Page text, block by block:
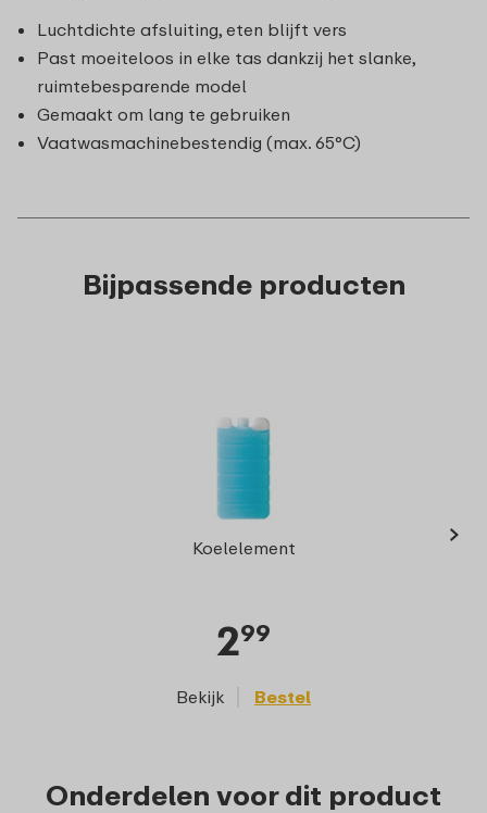
Luchtdichte afsluiting, eten blijft vers
Past moeiteloos in elke tas dankzij het slanke,
ruimtebesparende model
Gemaakt om lang te gebruiken
Vaatwasmachinebestendig (max. 65°C)
Bijpassende producten
Koelelement
299
Bekijk Bestel
›
Onderdelen voor dit product